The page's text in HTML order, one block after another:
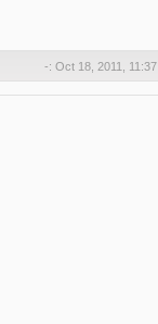
-: Oct 18, 2011, 11:37